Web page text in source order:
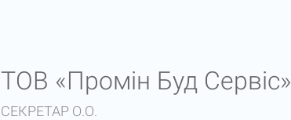
ТОВ «Промін Буд Сервіс»
СЕКРЕТАР О.О.